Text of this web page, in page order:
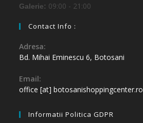
Galerie: 09:00 - 21:00
Contact Info :
Adresa:
Bd. Mihai Eminescu 6, Botosani
Email:
office [at] botosanishoppingcenter.ro
Informatii Politica GDPR